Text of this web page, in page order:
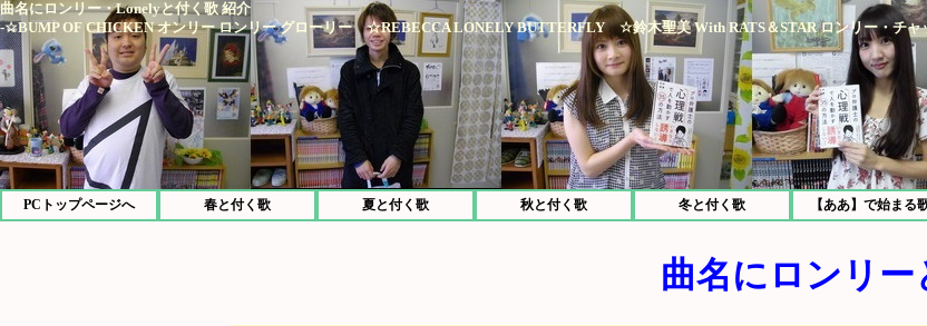
曲名にロンリー・Lonelyと付く歌 紹介
-☆BUMP OF CHICKEN オンリー ロンリー グローリー ☆REBECCA LONELY BUTTERFLY ☆鈴木聖美 With RATS＆STAR ロンリー・チャ
PCトップページへ 春と付く歌 夏と付く歌 秋と付く歌 冬と付く歌 【ああ】で始まる
曲名にロンリー